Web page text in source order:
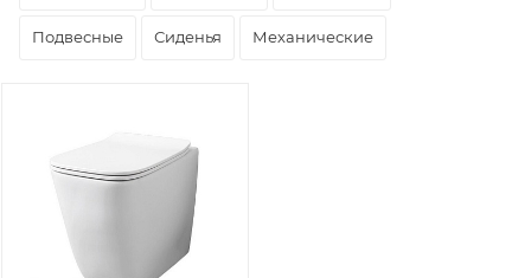
Подвесные Сиденья Механические